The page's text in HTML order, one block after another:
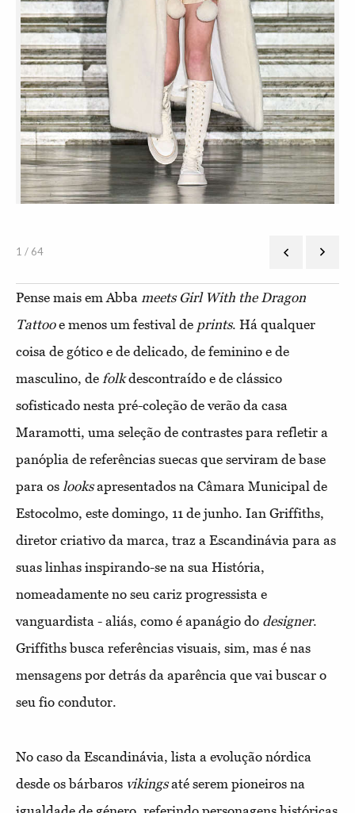
1 / 64
Pense mais em Abba meets Girl With the Dragon
Tattooe menos um festival de prints. Há qualquer
coisa de gótico e de delicado, de feminino e de
masculino, de folkdescontraído e de clássico
sofisticado nesta pré-coleção de verão da casa
Maramotti, uma seleção de contrastes para refletir a
panóplia de referências suecas que serviram de base
para os looksapresentados na Câmara Municipal de
Estocolmo, este domingo, 11 de junho. Ian Griffiths,
diretor criativo da marca, traz a Escandinávia para as
suas linhas inspirando-se na sua História,
nomeadamente no seu cariz progressista e
vanguardista - aliás, como é apanágio do designer.
Griffiths busca referências visuais, sim, mas é nas
mensagens por detrás da aparência que vai buscar o
seu fio condutor.
No caso da Escandinávia, lista a evolução nórdica
desde os bárbaros vikingsaté serem pioneiros na